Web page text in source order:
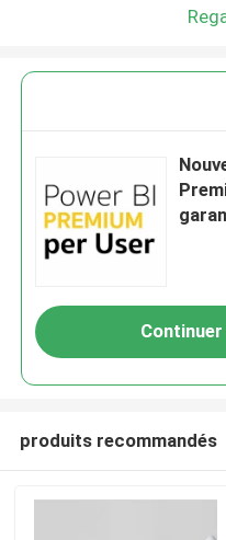
Continuer
produits recommandés